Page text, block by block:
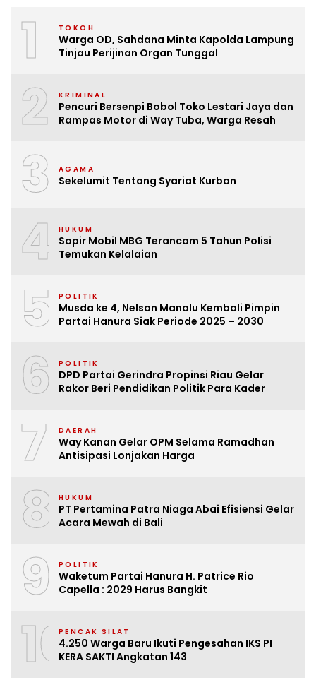
1 TOKOH
Warga OD, Sahdana Minta Kapolda Lampung
Tinjau Perijinan Organ Tunggal
2 KRIMINAL
Pencuri Bersenpi Bobol Toko Lestari Jaya dan
Rampas Motor di Way Tuba, Warga Resah
3 AGAMA
Sekelumit Tentang Syariat Kurban
4 HUKUM
Sopir Mobil MBG Terancam 5 Tahun Polisi
Temukan Kelalaian
5 POLITIK
Musda ke 4, Nelson Manalu Kembali Pimpin
Partai Hanura Siak Periode 2025 – 2030
6 POLITIK
DPD Partai Gerindra Propinsi Riau Gelar
Rakor Beri Pendidikan Politik Para Kader
7 DAERAH
Way Kanan Gelar OPM Selama Ramadhan
Antisipasi Lonjakan Harga
8 HUKUM
PT Pertamina Patra Niaga Abai Efisiensi Gelar
Acara Mewah di Bali
9 POLITIK
Waketum Partai Hanura H. Patrice Rio
Capella : 2029 Harus Bangkit
10PENCAK SILAT
4.250 Warga Baru Ikuti Pengesahan IKS PI
KERA SAKTI Angkatan 143